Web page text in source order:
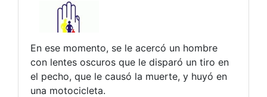
En ese momento, se le acercó un hombre
con lentes oscuros que le disparó un tiro en
el pecho, que le causó la muerte, y huyó en
una motocicleta.